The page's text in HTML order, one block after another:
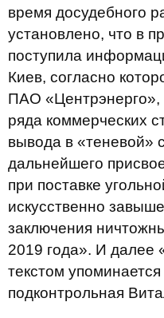
время досудебного
установлено, что в
поступила
Киев, согласно
ПАО
ряда коммерческих
вывода в «теневой»
дальнейшего
при поставке
искусственно
заключения
2019 года». И далее
текстом упоминается
подконтрольная